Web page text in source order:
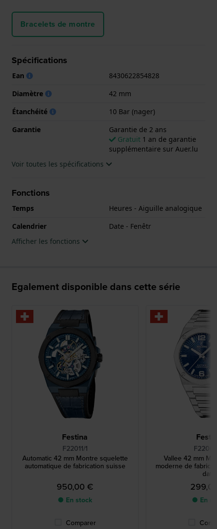
Bracelets de montre
Spécifications
Ean
8430622854828
Diamètre
42 mm
Étanchéité
10 Bar (nager)
Garantie
Garantie de 2 ans
Gratuit 1 an de garantie
supplémentaire sur Auer.lu
Voir toutes les spécifications
Fonctions
Temps
Heures - Aiguille analogique
Calendrier
Date - Fenêtr
Afficher les fonctions
Egalement disponible dans cette série
Festina
F22011/1
Automatic 42 mm Montre squelette
automatique de fabrication suisse
950,00 €
● En stock
Comparer
Vallee 42 mm
moderne de
date
● En